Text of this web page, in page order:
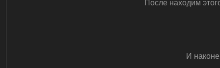
После находим
И